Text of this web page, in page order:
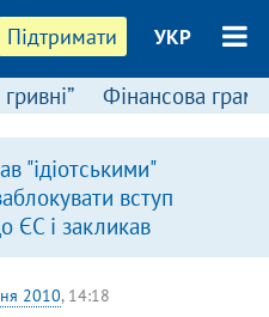
Підтримати УКР
Фінансова
"ідіотськими"
вступ
ЄС і закликав
антиукраїнську
2010, 14:18